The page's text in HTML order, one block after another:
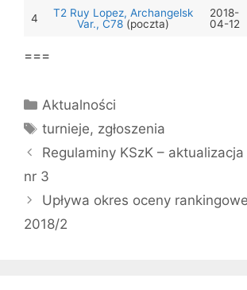
4
T2 Ruy Lopez, Archangelsk
Var., C78(poczta)
2018-
04-12
===
Kategorie
Aktualności
Tagi
turnieje, zgłoszenia
Regulaminy KSzK –
nr 3
Upływa okres oceny
2018/2